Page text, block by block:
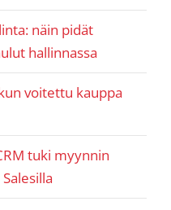
näin pidät
hallinnassa
voitettu kauppa
tuki myynnin